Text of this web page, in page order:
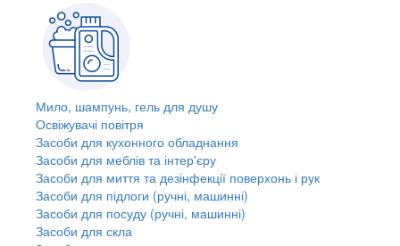
Мило, шампунь, гель для душу
Освіжувачі повітря
Засоби для кухонного обладнання
Засоби для меблів та інтер'єру
Засоби для миття та дезінфекції поверхонь і рук
Засоби для підлоги (ручні, машинні)
Засоби для посуду (ручні, машинні)
Засоби для скла